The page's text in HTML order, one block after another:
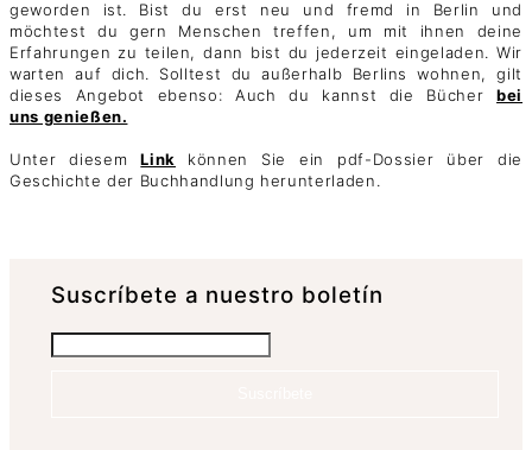
geworden ist. Bist du erst neu und fremd in Berlin und
möchtest du gern Menschen treffen, um mit ihnen deine
Erfahrungen zu teilen, dann bist du jederzeit eingeladen. Wir
warten auf dich. Solltest du außerhalb Berlins wohnen, gilt
dieses Angebot ebenso: Auch du kannst die Bücherbei
uns genießen.
Unter diesemLink
können Sie ein pdf-Dossier über die
Geschichte der Buchhandlung herunterladen.
Suscrí­bete a nuestro boletín